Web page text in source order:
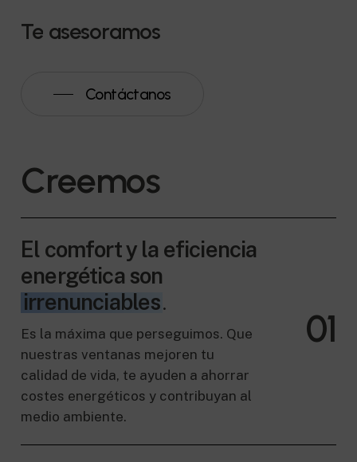
Te asesoramos
Contáctanos
Creemos
El comfort y la eficiencia
energética son
irrenunciables.
Es la máxima que perseguimos. Que
nuestras ventanas mejoren tu
calidad de vida, te ayuden a ahorrar
costes energéticos y contribuyan al
medio ambiente.
01